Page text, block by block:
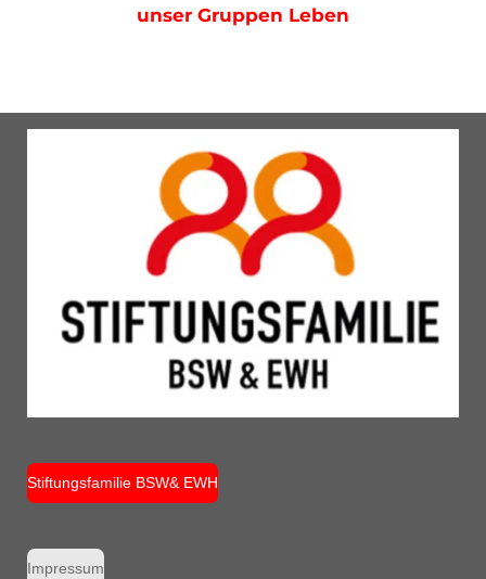
unser Gruppen Leben
Stiftungsfamilie BSW& EWH
Impressum